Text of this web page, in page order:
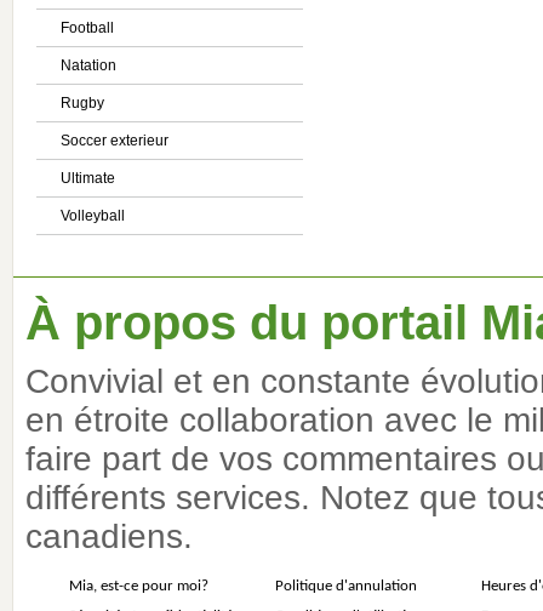
Football
Natation
Rugby
Soccer exterieur
Ultimate
Volleyball
À propos du portail
Convivial et en constante
en étroite collaboration avec le
faire part de vos commentaires
différents services. Notez que
canadiens.
Mia, est-ce pour moi? Politique d'annulation
Heures